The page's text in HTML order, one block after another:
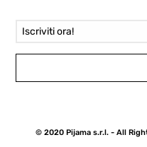
© 2020 Pijama s.r.l. - All